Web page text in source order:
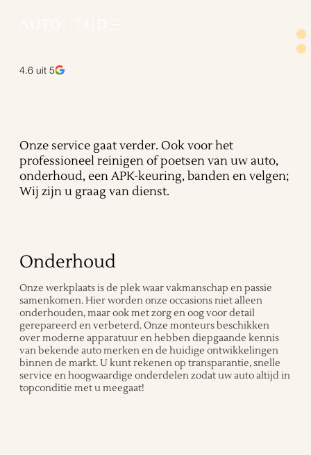
4.6 uit 5
Onze service gaat verder. Ook voor het
professioneel reinigen of poetsen van uw auto,
onderhoud, een APK-keuring, banden en velgen;
Wij zijn u graag van dienst.
Onderhoud
Onze werkplaats is de plek waar vakmanschap en passie
samenkomen. Hier worden onze occasions niet alleen
onderhouden, maar ook met zorg en oog voor detail
gerepareerd en verbeterd. Onze monteurs beschikken
over moderne apparatuur en hebben diepgaande kennis
van bekende auto merken en de huidige ontwikkelingen
binnen de markt. U kunt rekenen op transparantie, snelle
service en hoogwaardige onderdelen zodat uw auto altijd in
topconditie met u meegaat!